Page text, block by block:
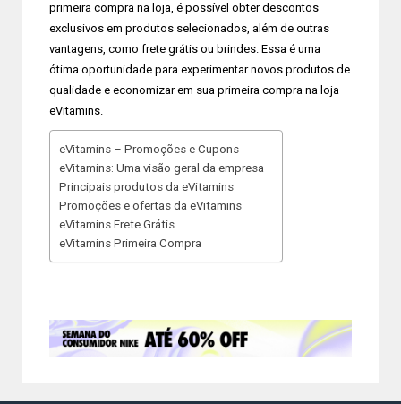
primeira compra na loja, é possível obter descontos
exclusivos em produtos selecionados, além de outras
vantagens, como frete grátis ou brindes. Essa é uma
ótima oportunidade para experimentar novos produtos de
qualidade e economizar em sua primeira compra na loja
eVitamins.
eVitamins – Promoções e Cupons
eVitamins: Uma visão geral da empresa
Principais produtos da eVitamins
Promoções e ofertas da eVitamins
eVitamins Frete Grátis
eVitamins Primeira Compra